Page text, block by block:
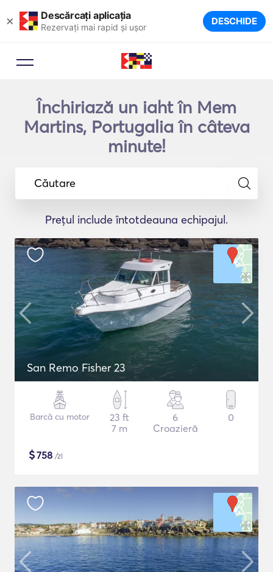
× Descărcați aplicația
Rezervați mai rapid și ușor DESCHIDE
Închiriază un iaht în Mem
Martins, Portugalia în câteva
minute!
Căutare
Prețul include întotdeauna echipajul.
San Remo Fisher 23
Barcă cu motor
23 ft
7 m
6
Croazieră
0
$758 /zi